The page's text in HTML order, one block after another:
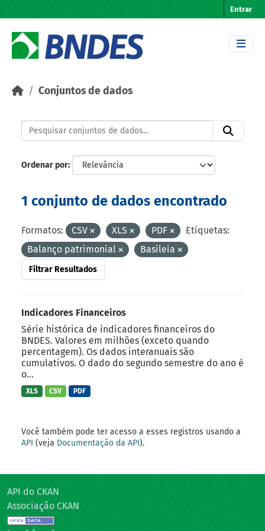
Entrar
Conjuntos de dados
Ordenar por
1 conjunto de dados encontrado
Formatos: CSV XLS PDF
Etiquetas:
Balanço patrimonial
Basileia
Filtrar Resultados
Indicadores Financeiros
Série histórica de indicadores financeiros do
BNDES. Valores em milhões (exceto quando
percentagem). Os dados interanuais são
cumulativos. O dado do segundo semestre do ano é
o...
XLS CSV PDF
Você também pode ter acesso a esses registros usando a
API (veja Documentação da API).
API do CKAN
Associação CKAN